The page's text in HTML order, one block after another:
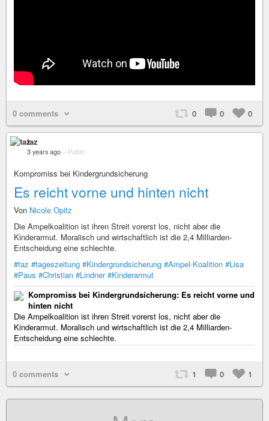
0 comments 0 0 0
taz
3 years ago – Public
Kompromiss bei Kindergrundsicherung
Es reicht vorne und hinten nicht
Von Nicole Opitz
Die Ampelkoalition ist ihren Streit vorerst los, nicht aber die
Kinderarmut. Moralisch und wirtschaftlich ist die 2,4 Milliarden-
Entscheidung eine schlechte.
#taz #tageszeitung #Kindergrundsicherung #Ampel-Koalition #Lisa
#Paus #Christian #Lindner #Kinderarmut
Kompromiss bei Kindergrundsicherung: Es reicht vorne und
hinten nicht
Die Ampelkoalition ist ihren Streit vorerst los, nicht aber die
Kinderarmut. Moralisch und wirtschaftlich ist die 2,4 Milliarden-
Entscheidung eine schlechte.
0 comments 1 0 1